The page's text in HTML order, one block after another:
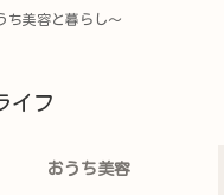
ち美容と暮らし〜
イフ
おうち美容